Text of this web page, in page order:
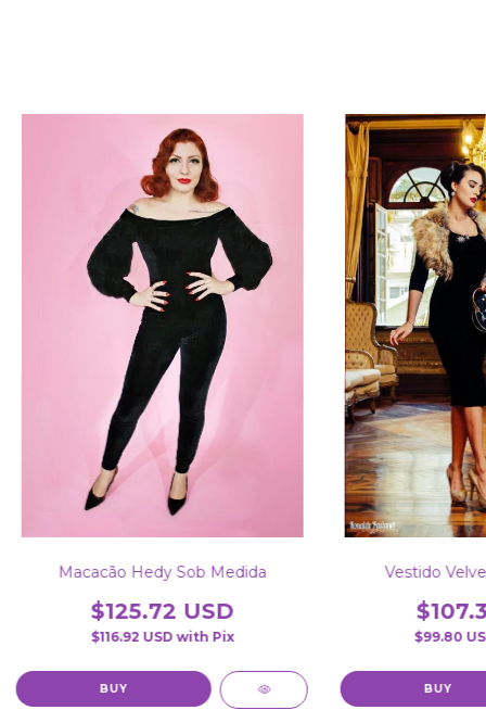
Macacão Hedy Sob Medida
$125.72 USD
$116.92 USDwith Pix
BUY
Vestido
$99.80
BUY